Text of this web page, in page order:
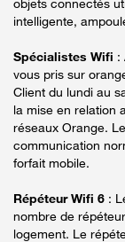
intelligente,
Spécialistes Wifi :
vous pris sur
Client du lundi au
la mise en relation
réseaux Orange.
communication
forfait mobile.
Répéteur Wifi 6 :
nombre de
logement. Le